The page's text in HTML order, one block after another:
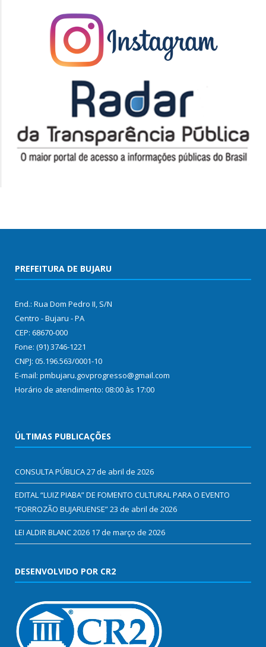
PREFEITURA DE BUJARU
End.: Rua Dom Pedro II, S/N
Centro - Bujaru - PA
CEP: 68670-000
Fone: (91) 3746-1221
CNPJ: 05.196.563/0001-10
E-mail: pmbujaru.govprogresso@gmail.com
Horário de atendimento: 08:00 às 17:00
ÚLTIMAS PUBLICAÇÕES
CONSULTA PÚBLICA27 de abril de 2026
EDITAL “LUIZ PIABA” DE FOMENTO CULTURAL PARA O EVENTO
“FORROZÃO BUJARUENSE”23 de abril de 2026
LEI ALDIR BLANC 2026 17 de março de 2026
DESENVOLVIDO POR CR2